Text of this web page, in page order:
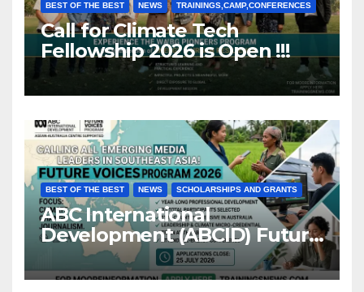
BEST OF THE BEST NEWS TRAININGS,CAMP,CONFERENCES
Call for Climate Tech
Fellowship 2026 is Open !!!
BEST OF THE BEST NEWS SCHOLARSHIPS AND GRANTS
ABC International
Development (ABCID) Future
Voices Program 2026